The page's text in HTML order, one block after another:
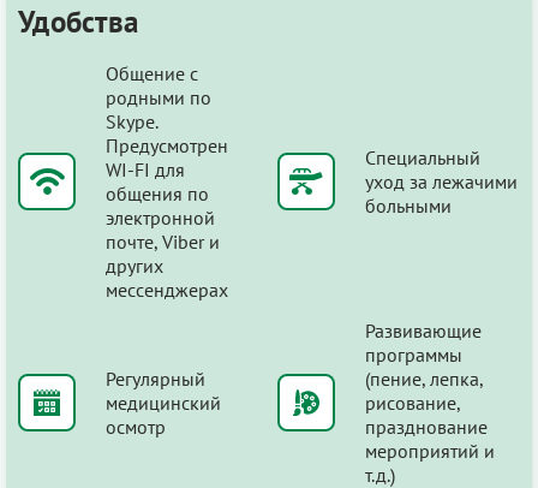
Удобства
Общение с
родными по
Skype.
Предусмотрен
WI-FI для
общения по
электронной
почте, Viber и
других
мессенджерах
Специальный
уход за лежачими
больными
Регулярный
медицинский
осмотр
Развивающие
программы
(пение, лепка,
рисование,
празднование
мероприятий и
т.д.)